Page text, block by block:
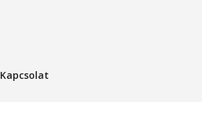
Kapcsolat